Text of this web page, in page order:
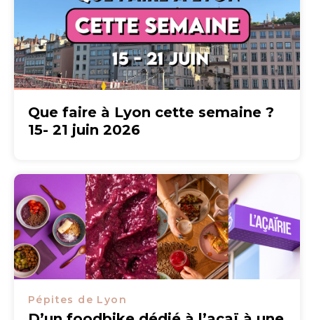
Que faire à Lyon cette semaine ?
15- 21 juin 2026
Pépites de Lyon